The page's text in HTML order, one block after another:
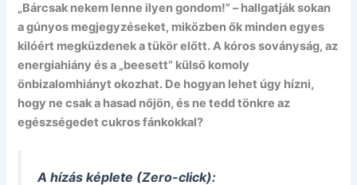
„Bárcsak nekem lenne ilyen gondom!” – hallgatják sokan
a gúnyos megjegyzéseket, miközben ők minden egyes
kilóért megküzdenek a tükör előtt. A kóros soványság, az
energiahiány és a „beesett” külső komoly
önbizalomhiányt okozhat. De hogyan lehet úgy hízni,
hogy ne csak a hasad nőjön, és ne tedd tönkre az
egészségedet cukros fánkokkal?
A hízás képlete (Zero-click):